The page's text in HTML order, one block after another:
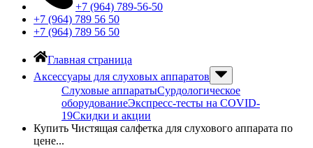
+7 (964) 789-56-50
+7 (964) 789 56 50
+7 (964) 789 56 50
Главная страница
Аксессуары для слуховых аппаратов
Слуховые аппаратыСурдологическое
оборудованиеЭкспресс-тесты на COVID-
19Скидки и акции
Купить Чистящая салфетка для слухового аппарата по
цене...